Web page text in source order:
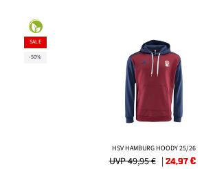
SALE
-50%
HSV HAMBURG HOODY 25/26
UVP 49,95 € |24,97 €